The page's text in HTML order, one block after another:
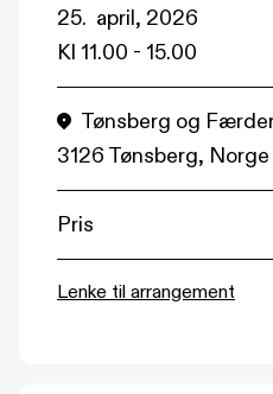
25. april, 2026
Kl 11.00 - 15.00
Tønsberg og
3126 Tønsberg, Norge
Pris
Lenke til arrangement